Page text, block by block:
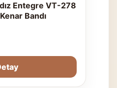
Entegre VT-278
Bandı